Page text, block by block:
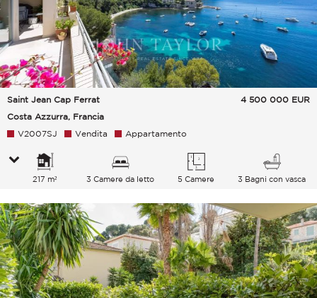
Saint Jean Cap Ferrat
Costa Azzurra, Francia
4 500 000 EUR
V2007SJ Vendita Appartamento
217 m² 3 Camere da letto 5 Camere 3 Bagni con vasca